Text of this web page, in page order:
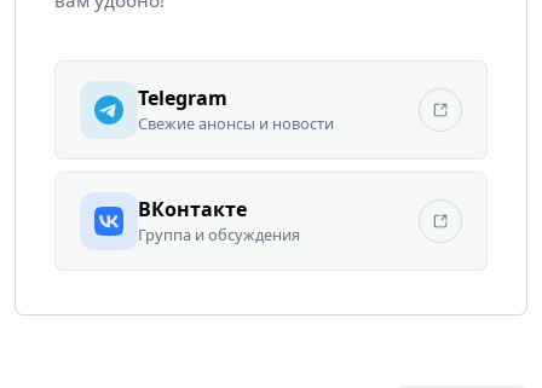
Telegram
Свежие анонсы и новости
ВКонтакте
Группа и обсуждения